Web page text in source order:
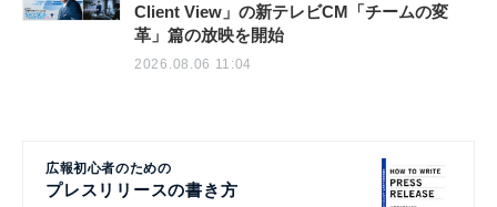
Client View」の新テレビCM「チームの変
革」篇の放映を開始
2026.08.06 11:04
広報初心者のための
プレスリリースの書き方